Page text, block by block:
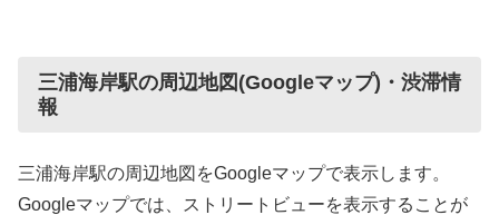
三浦海岸駅の周辺地図(Googleマップ)・渋滞情
報
三浦海岸駅の周辺地図をGoogleマップで表示します。
Googleマップでは、ストリートビューを表示することが